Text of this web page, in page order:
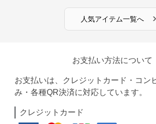
人気アイテム一覧へ ›
お支払い方法について
お支払いは、クレジットカード・コン
み・各種QR決済に対応しています。
クレジットカード